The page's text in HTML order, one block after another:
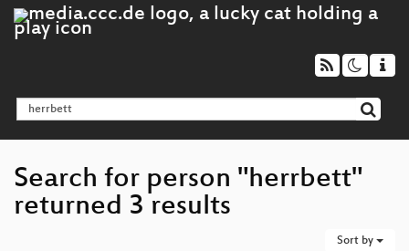
Search for person "herrbett"
returned 3 results
Sort by